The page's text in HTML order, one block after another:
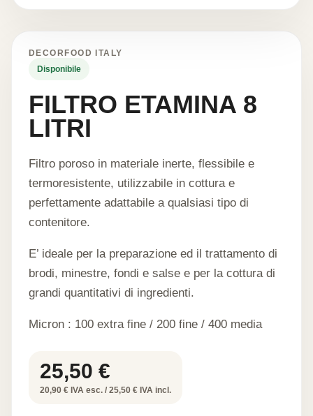
DECORFOOD ITALY
Disponibile
FILTRO ETAMINA 8
LITRI
Filtro poroso in materiale inerte, flessibile e
termoresistente, utilizzabile in cottura e
perfettamente adattabile a qualsiasi tipo di
contenitore.
E’ ideale per la preparazione ed il trattamento di
brodi, minestre, fondi e salse e per la cottura di
grandi quantitativi di ingredienti.
Micron : 100 extra fine / 200 fine / 400 media
25,50 €
20,90 € IVA esc. / 25,50 € IVA incl.